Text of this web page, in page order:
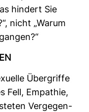
hindert Sie
nicht „Warum
Über­griffe
Fell, Empa­thie,
Ver­ge­gen­